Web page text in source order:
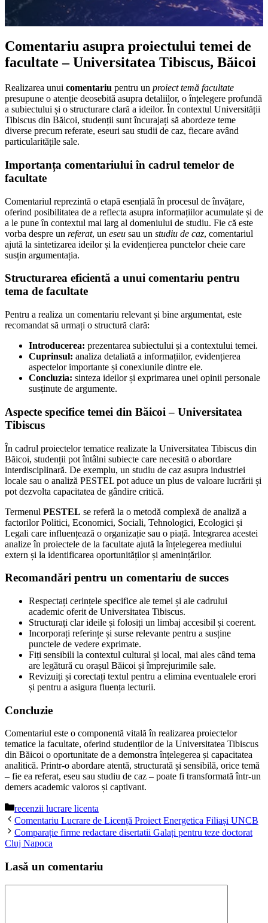
Comentariu asupra proiectului temei de
facultate – Universitatea Tibiscus, Băicoi
Realizarea unui comentariu pentru un proiect temă facultate
presupune o atenție deosebită asupra detaliilor, o înțelegere profundă
a subiectului și o structurare clară a ideilor. În contextul Universității
Tibiscus din Băicoi, studenții sunt încurajați să abordeze teme
diverse precum referate, eseuri sau studii de caz, fiecare având
particularitățile sale.
Importanța comentariului în cadrul temelor de
facultate
Comentariul reprezintă o etapă esențială în procesul de învățare,
oferind posibilitatea de a reflecta asupra informațiilor acumulate și de
a le pune în contextul mai larg al domeniului de studiu. Fie că este
vorba despre un referat, un eseu sau un studiu de caz, comentariul
ajută la sintetizarea ideilor și la evidențierea punctelor cheie care
susțin argumentația.
Structurarea eficientă a unui comentariu pentru
tema de facultate
Pentru a realiza un comentariu relevant și bine argumentat, este
recomandat să urmați o structură clară:
Introducerea: prezentarea subiectului și a contextului temei.
Cuprinsul: analiza detaliată a informațiilor, evidențierea
aspectelor importante și conexiunile dintre ele.
Concluzia: sinteza ideilor și exprimarea unei opinii personale
susținute de argumente.
Aspecte specifice temei din Băicoi – Universitatea
Tibiscus
În cadrul proiectelor tematice realizate la Universitatea Tibiscus din
Băicoi, studenții pot întâlni subiecte care necesită o abordare
interdisciplinară. De exemplu, un studiu de caz asupra industriei
locale sau o analiză PESTEL pot aduce un plus de valoare lucrării și
pot dezvolta capacitatea de gândire critică.
Termenul PESTEL se referă la o metodă complexă de analiză a
factorilor Politici, Economici, Sociali, Tehnologici, Ecologici și
Legali care influențează o organizație sau o piață. Integrarea acestei
analize în proiectele de la facultate ajută la înțelegerea mediului
extern și la identificarea oportunităților și amenințărilor.
Recomandări pentru un comentariu de succes
Respectați cerințele specifice ale temei și ale cadrului
academic oferit de Universitatea Tibiscus.
Structurați clar ideile și folosiți un limbaj accesibil și coerent.
Incorporați referințe și surse relevante pentru a susține
punctele de vedere exprimate.
Fiți sensibili la contextul cultural și local, mai ales când tema
are legătură cu orașul Băicoi și împrejurimile sale.
Revizuiți și corectați textul pentru a elimina eventualele erori
și pentru a asigura fluența lecturii.
Concluzie
Comentariul este o componentă vitală în realizarea proiectelor
tematice la facultate, oferind studenților de la Universitatea Tibiscus
din Băicoi o oportunitate de a demonstra înțelegerea și capacitatea
analitică. Printr-o abordare atentă, structurată și sensibilă, orice temă
– fie ea referat, eseu sau studiu de caz – poate fi transformată într-un
demers academic valoros și captivant.
Categorii
recenzii lucrare licenta
Comentariu Lucrare de Licență Proiect Energetica Filiași UNCB
Comparație firme redactare disertatii Galați pentru teze doctorat
Cluj Napoca
Lasă un comentariu